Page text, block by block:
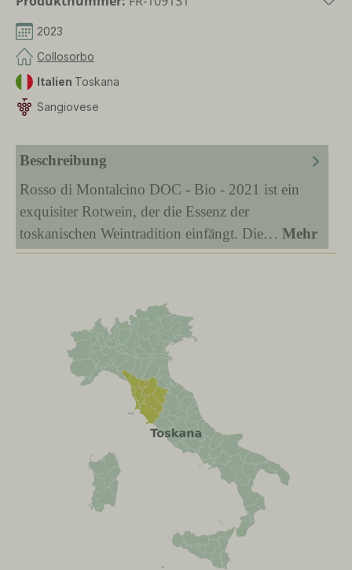
2023
Collosorbo
Italien Toskana
Sangiovese
Beschreibung
Rosso di Montalcino DOC - Bio - 2021 ist ein
exquisiter Rotwein, der die Essenz der
toskanischen Weintradition einfängt. Die… Mehr